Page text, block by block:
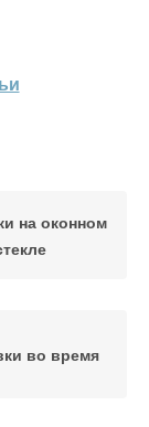
на оконном
во время